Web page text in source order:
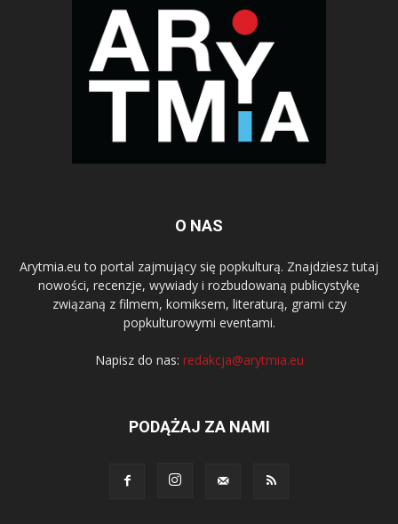
O NAS
Arytmia.eu to portal zajmujący się popkulturą. Znajdziesz tutaj
nowości, recenzje, wywiady i rozbudowaną publicystykę
związaną z filmem, komiksem, literaturą, grami czy
popkulturowymi eventami.
Napisz do nas: redakcja@arytmia.eu
PODĄŻAJ ZA NAMI